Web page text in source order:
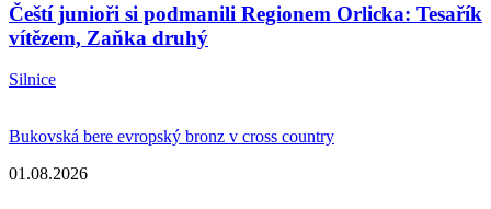
Čeští junioři si podmanili Regionem Orlicka: Tesařík
vítězem, Zaňka druhý
Silnice
Bukovská bere evropský bronz v cross country
01.08.2026